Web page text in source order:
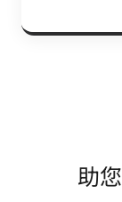
助